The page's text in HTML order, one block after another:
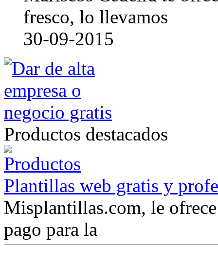
fresco, lo llevamos
30-09-2015
Productos destacados
Plantillas web gratis y
Misplantillas.com, le
pago para la